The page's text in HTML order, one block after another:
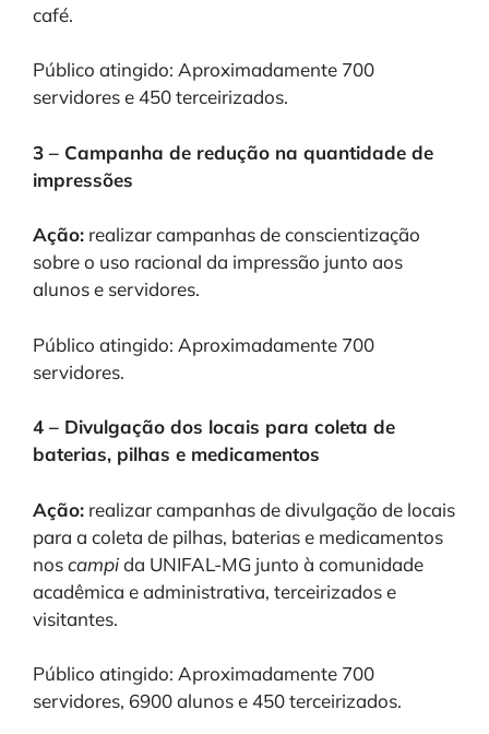
café.
Público atingido: Aproximadamente 700
servidores e 450 terceirizados.
3 – Campanha de redução na quantidade de
impressões
Ação: realizar campanhas de conscientização
sobre o uso racional da impressão junto aos
alunos e servidores.
Público atingido: Aproximadamente 700
servidores.
4 – Divulgação dos locais para coleta de
baterias, pilhas e medicamentos
Ação: realizar campanhas de divulgação de locais
para a coleta de pilhas, baterias e medicamentos
noscampida UNIFAL-MG junto à comunidade
acadêmica e administrativa, terceirizados e
visitantes.
Público atingido: Aproximadamente 700
servidores, 6900 alunos e 450 terceirizados.